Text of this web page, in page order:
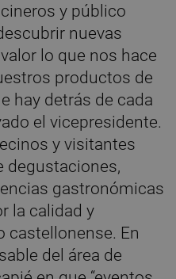
y público
nuevas
lo que nos hace
productos de
hay detrás de cada
el vicepresidente.
y visitantes
degustaciones,
gastronómicas
la calidad y
castellonense. En
del área de